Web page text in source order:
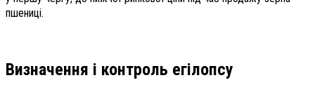
пшениці.
Визначення і контроль егілопсу